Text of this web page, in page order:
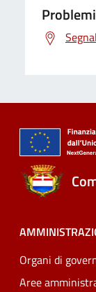
Organi di
Aree